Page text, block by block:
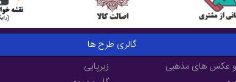
گالری طرح ها
و عکس های مذهبی
زیرپایی